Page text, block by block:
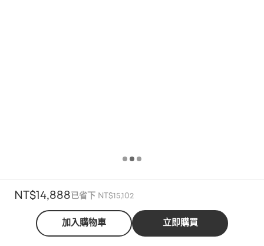
NT$14,888 已省下 NT$15,102
加入購物車 立即購買